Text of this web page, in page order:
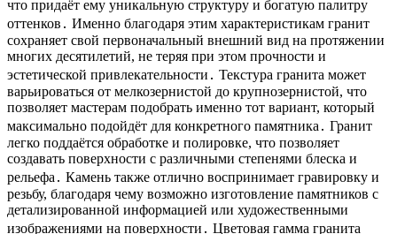
что придаёт ему уникальную структуру и богатую палитру
оттенков․ Именно благодаря этим характеристикам гранит
сохраняет свой первоначальный внешний вид на протяжении
многих десятилетий, не теряя при этом прочности и
эстетической привлекательности․ Текстура гранита может
варьироваться от мелкозернистой до крупнозернистой, что
позволяет мастерам подобрать именно тот вариант, который
максимально подойдёт для конкретного памятника․ Гранит
легко поддаётся обработке и полировке, что позволяет
создавать поверхности с различными степенями блеска и
рельефа․ Камень также отлично воспринимает гравировку и
резьбу, благодаря чему возможно изготовление памятников с
детализированной информацией или художественными
изображениями на поверхности․ Цветовая гамма гранита